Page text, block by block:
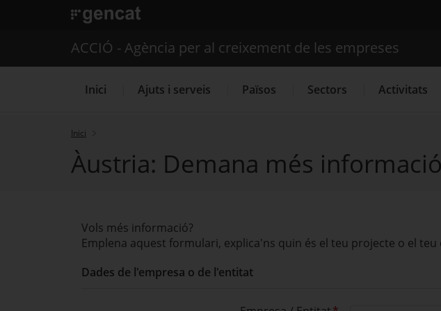
. Obre en una nova finestra.
Serveis d'internacionalització Serveis d'innovació
ACCIÓ - Agència per al creixement de les empreses
Inici Ajuts i serveis Països Sectors Activitats
Inici
Àustria: Demana més informació
Vols més informació?
Emplena aquest formulari, explica'ns quin és el teu projecte o el
Dades de l'empresa o de l'entitat